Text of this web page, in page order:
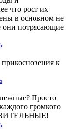
что рост их
в основном не
они потрясающие
к
Просто
громкого